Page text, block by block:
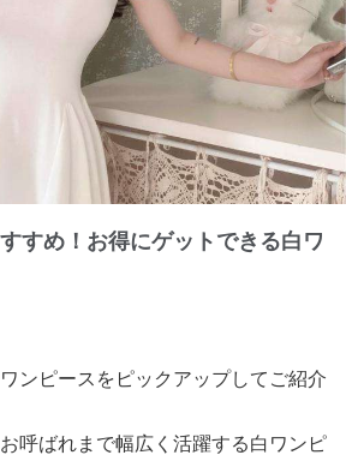
すめ！お得にゲットできる白ワ
ンピースをピックアップしてご紹介
呼ばれまで幅広く活躍する白ワンピ